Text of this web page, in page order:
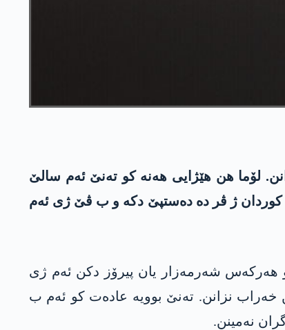
لۆما ھن ھێژایی ھەنە کو تەنێ ئەم سالێ
کوردان ژ ڤر دە دەستپێ دکە و ب ڤێ ژی ئەم
شەرمەزار یان پیرۆز دکن ئەم ژی
خەراب نزانن. تەنێ بوویە عادەت کو ئەم ب
نەمینن.